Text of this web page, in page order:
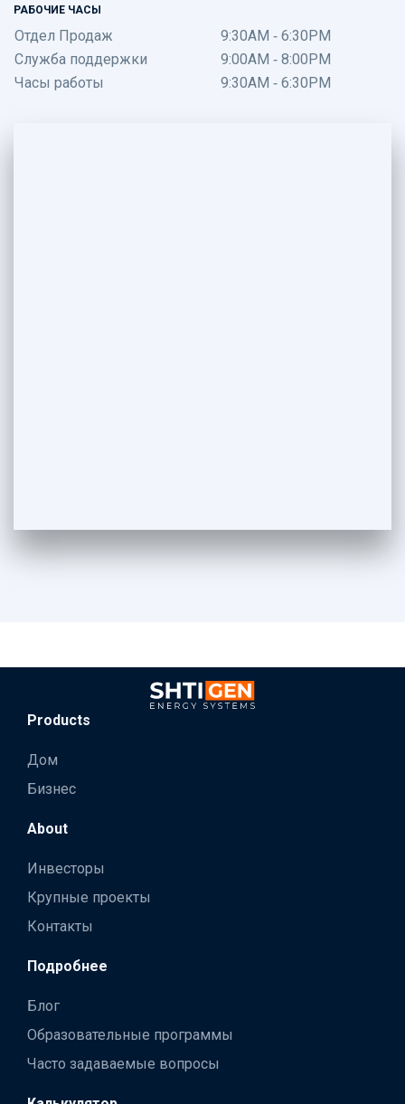
РАБОЧИЕ ЧАСЫ
Отдел Продаж
9:30AM - 6:30PM
Служба поддержки
9:00AM - 8:00PM
Часы работы
9:30AM - 6:30PM
Products
Дом
Бизнес
About
Инвесторы
Крупные проекты
Контакты
Подробнее
Блог
Образовательные программы
Часто задаваемые вопросы